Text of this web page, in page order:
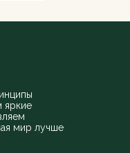
яркие
мир лучше